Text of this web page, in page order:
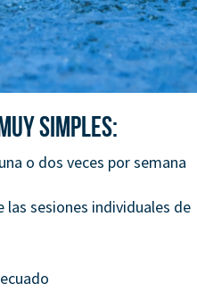
simples:
o dos veces por semana
sesiones individuales de